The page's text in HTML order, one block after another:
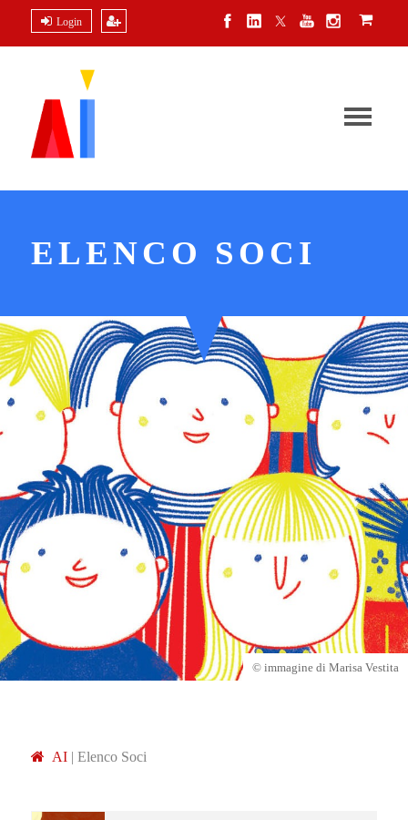
Login
ELENCO SOCI
© immagine di Marisa Vestita
AI | Elenco Soci